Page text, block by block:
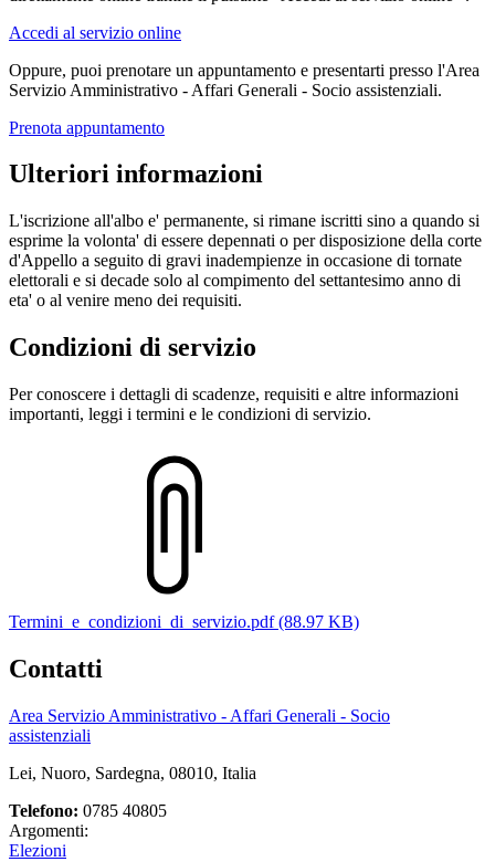
Accedi al servizio online
Oppure, puoi prenotare un appuntamento e presentarti presso l'Area
Servizio Amministrativo - Affari Generali - Socio assistenziali.
Prenota appuntamento
Ulteriori informazioni
L'iscrizione all'albo e' permanente, si rimane iscritti sino a quando si
esprime la volonta' di essere depennati o per disposizione della corte
d'Appello a seguito di gravi inadempienze in occasione di tornate
elettorali e si decade solo al compimento del settantesimo anno di
eta' o al venire meno dei requisiti.
Condizioni di servizio
Per conoscere i dettagli di scadenze, requisiti e altre informazioni
importanti, leggi i termini e le condizioni di servizio.
Termini_e_condizioni_di_servizio.pdf (88.97 KB)
Contatti
Area Servizio Amministrativo - Affari Generali - Socio
assistenziali
Lei, Nuoro, Sardegna, 08010, Italia
Telefono: 0785 40805
Argomenti:
Elezioni